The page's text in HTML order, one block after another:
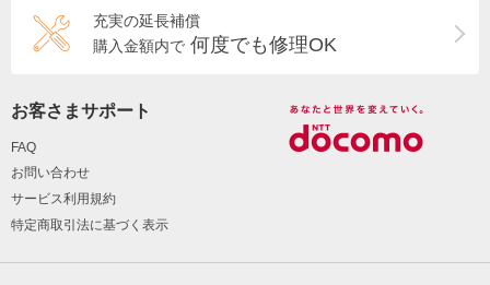
充実の延長補償
購入金額内で 何度でも修理OK
お客さまサポート
FAQ
お問い合わせ
サービス利用規約
特定商取引法に基づく表示